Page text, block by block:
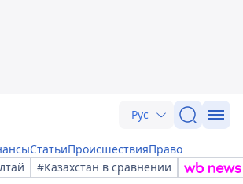
Рус
СтатьиПроисшествияПраво
#Казахстан в сравнении